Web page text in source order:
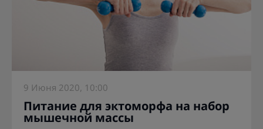
9 Июня 2020, 10:00
Питание для эктоморфа на набор
мышечной массы